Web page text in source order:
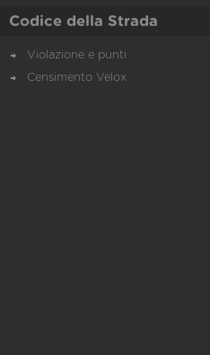
Codice della Strada
Violazione e punti
Censimento Velox